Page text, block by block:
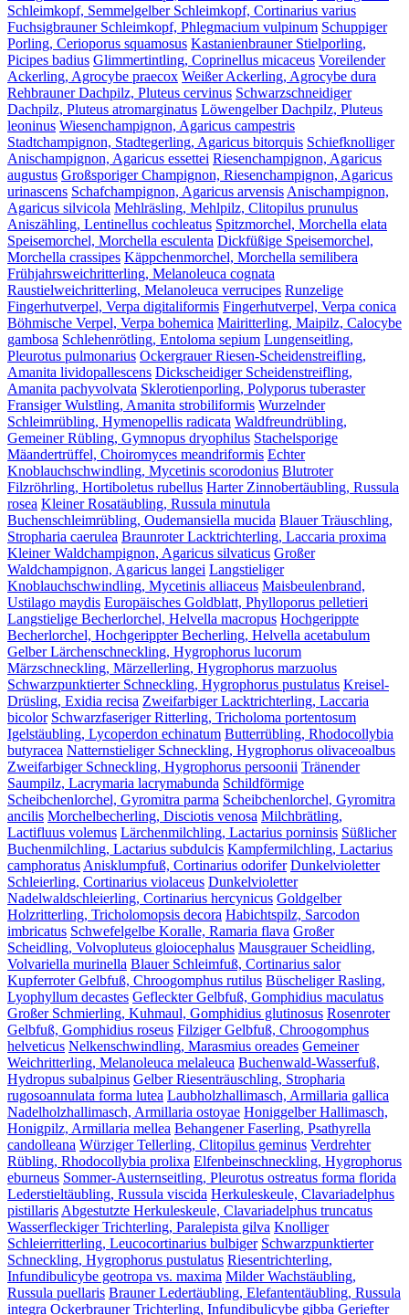
Schleimkopf, Semmelgelber Schleimkopf, Cortinarius varius
Fuchsigbrauner Schleimkopf, Phlegmacium vulpinum Schuppiger
Porling, Cerioporus squamosus Kastanienbrauner Stielporling,
Picipes badius Glimmertintling, Coprinellus micaceus Voreilender
Ackerling, Agrocybe praecox Weißer Ackerling, Agrocybe dura
Rehbrauner Dachpilz, Pluteus cervinus Schwarzschneidiger
Dachpilz, Pluteus atromarginatus Löwengelber Dachpilz, Pluteus
leoninus Wiesenchampignon, Agaricus campestris
Stadtchampignon, Stadtegerling, Agaricus bitorquis Schiefknolliger
Anischampignon, Agaricus essettei Riesenchampignon, Agaricus
augustus Großsporiger Champignon, Riesenchampignon, Agaricus
urinascens Schafchampignon, Agaricus arvensisAnischampignon,
Agaricus silvicola Mehlräsling, Mehlpilz, Clitopilus prunulus
Aniszähling, Lentinellus cochleatus Spitzmorchel, Morchella elata
Speisemorchel, Morchella esculenta Dickfüßige Speisemorchel,
Morchella crassipes Käppchenmorchel, Morchella semilibera
Frühjahrsweichritterling, Melanoleuca cognata
Raustielweichritterling, Melanoleuca verrucipes Runzelige
Fingerhutverpel, Verpa digitaliformis Fingerhutverpel, Verpa conica
Böhmische Verpel, Verpa bohemica Mairitterling, Maipilz, Calocybe
gambosa Schlehenrötling, Entoloma sepium Lungenseitling,
Pleurotus pulmonarius Ockergrauer Riesen-Scheidenstreifling,
Amanita lividopallescens Dickscheidiger Scheidenstreifling,
Amanita pachyvolvata Sklerotienporling, Polyporus tuberaster
Fransiger Wulstling, Amanita strobiliformis Wurzelnder
Schleimrübling, Hymenopellis radicata Waldfreundrübling,
Gemeiner Rübling, Gymnopus dryophilus Stachelsporige
Mäandertrüffel, Choiromyces meandriformis Echter
Knoblauchschwindling, Mycetinis scorodonius Blutroter
Filzröhrling, Hortiboletus rubellus Harter Zinnobertäubling, Russula
rosea Kleiner Rosatäubling, Russula minutula
Buchenschleimrübling, Oudemansiella mucida Blauer Träuschling,
Stropharia caerulea Braunroter Lacktrichterling, Laccaria proxima
Kleiner Waldchampignon, Agaricus silvaticus Großer
Waldchampignon, Agaricus langei Langstieliger
Knoblauchschwindling, Mycetinis alliaceus Maisbeulenbrand,
Ustilago maydis Europäisches Goldblatt, Phylloporus pelletieri
Langstielige Becherlorchel, Helvella macropus Hochgerippte
Becherlorchel, Hochgerippter Becherling, Helvella acetabulum
Gelber Lärchenschneckling, Hygrophorus lucorum
Märzschneckling, Märzellerling, Hygrophorus marzuolus
Schwarzpunktierter Schneckling, Hygrophorus pustulatus Kreisel-
Drüsling, Exidia recisa Zweifarbiger Lacktrichterling, Laccaria
bicolor Schwarzfaseriger Ritterling, Tricholoma portentosum
Igelstäubling, Lycoperdon echinatum Butterrübling, Rhodocollybia
butyracea Natternstieliger Schneckling, Hygrophorus olivaceoalbus
Zweifarbiger Schneckling, Hygrophorus persoonii Tränender
Saumpilz, Lacrymaria lacrymabunda Schildförmige
Scheibchenlorchel, Gyromitra parma Scheibchenlorchel, Gyromitra
ancilis Morchelbecherling, Disciotis venosa Milchbrätling,
Lactifluus volemus Lärchenmilchling, Lactarius porninsis Süßlicher
Buchenmilchling, Lactarius subdulcis Kampfermilchling, Lactarius
camphoratusAnisklumpfuß, Cortinarius odorifer Dunkelvioletter
Schleierling, Cortinarius violaceus Dunkelvioletter
Nadelwaldschleierling, Cortinarius hercynicus Goldgelber
Holzritterling, Tricholomopsis decora Habichtspilz, Sarcodon
imbricatus Schwefelgelbe Koralle, Ramaria flava Großer
Scheidling, Volvopluteus gloiocephalus Mausgrauer Scheidling,
Volvariella murinella Blauer Schleimfuß, Cortinarius salor
Kupferroter Gelbfuß, Chroogomphus rutilus Büscheliger Rasling,
Lyophyllum decastes Gefleckter Gelbfuß, Gomphidius maculatus
Großer Schmierling, Kuhmaul, Gomphidius glutinosus Rosenroter
Gelbfuß, Gomphidius roseus Filziger Gelbfuß, Chroogomphus
helveticus Nelkenschwindling, Marasmius oreades Gemeiner
Weichritterling, Melanoleuca melaleuca Buchenwald-Wasserfuß,
Hydropus subalpinus Gelber Riesenträuschling, Stropharia
rugosoannulata forma lutea Laubholzhallimasch, Armillaria gallica
Nadelholzhallimasch, Armillaria ostoyae Honiggelber Hallimasch,
Honigpilz, Armillaria mellea Behangener Faserling, Psathyrella
candolleana Würziger Tellerling, Clitopilus geminus Verdrehter
Rübling, Rhodocollybia prolixa Elfenbeinschneckling, Hygrophorus
eburneus Sommer-Austernseitling, Pleurotus ostreatus forma florida
Lederstieltäubling, Russula viscida Herkuleskeule, Clavariadelphus
pistillarisAbgestutzte Herkuleskeule, Clavariadelphus truncatus
Wasserfleckiger Trichterling, Paralepista gilva Knolliger
Schleierritterling, Leucocortinarius bulbiger Schwarzpunktierter
Schneckling, Hygrophorus pustulatus Riesentrichterling,
Infundibulicybe geotropa vs. maxima Milder Wachstäubling,
Russula puellaris Brauner Ledertäubling, Elefantentäubling, Russula
integra Ockerbrauner Trichterling, Infundibulicybe gibba Geriefter